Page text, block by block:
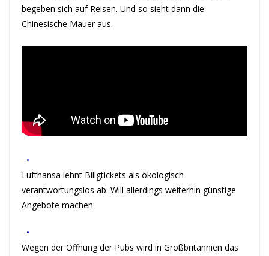
begeben sich auf Reisen. Und so sieht dann die
Chinesische Mauer aus.
•
Lufthansa lehnt Billgtickets als ökologisch
verantwortungslos ab. Will allerdings weiterhin günstige
Angebote machen.
•
Wegen der Öffnung der Pubs wird in Großbritannien das